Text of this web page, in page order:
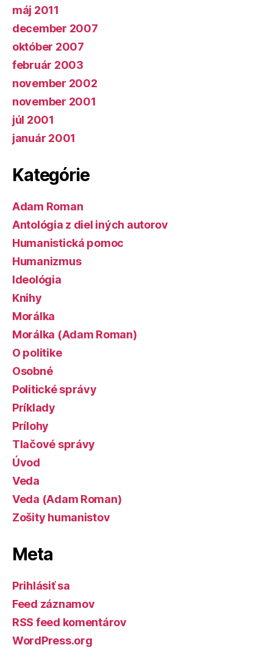
máj 2011
december 2007
október 2007
február 2003
november 2002
november 2001
júl 2001
január 2001
Kategórie
Adam Roman
Antológia z diel iných autorov
Humanistická pomoc
Humanizmus
Ideológia
Knihy
Morálka
Morálka (Adam Roman)
O politike
Osobné
Politické správy
Príklady
Prílohy
Tlačové správy
Úvod
Veda
Veda (Adam Roman)
Zošity humanistov
Meta
Prihlásiť sa
Feed záznamov
RSS feed komentárov
WordPress.org